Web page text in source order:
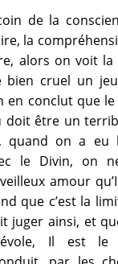
de la
la
alors on voit la
bien cruel un
conclut que
doit être un
quand on a eu
le Divin, on
amour
que c’est la
juger ainsi, et
Il est le